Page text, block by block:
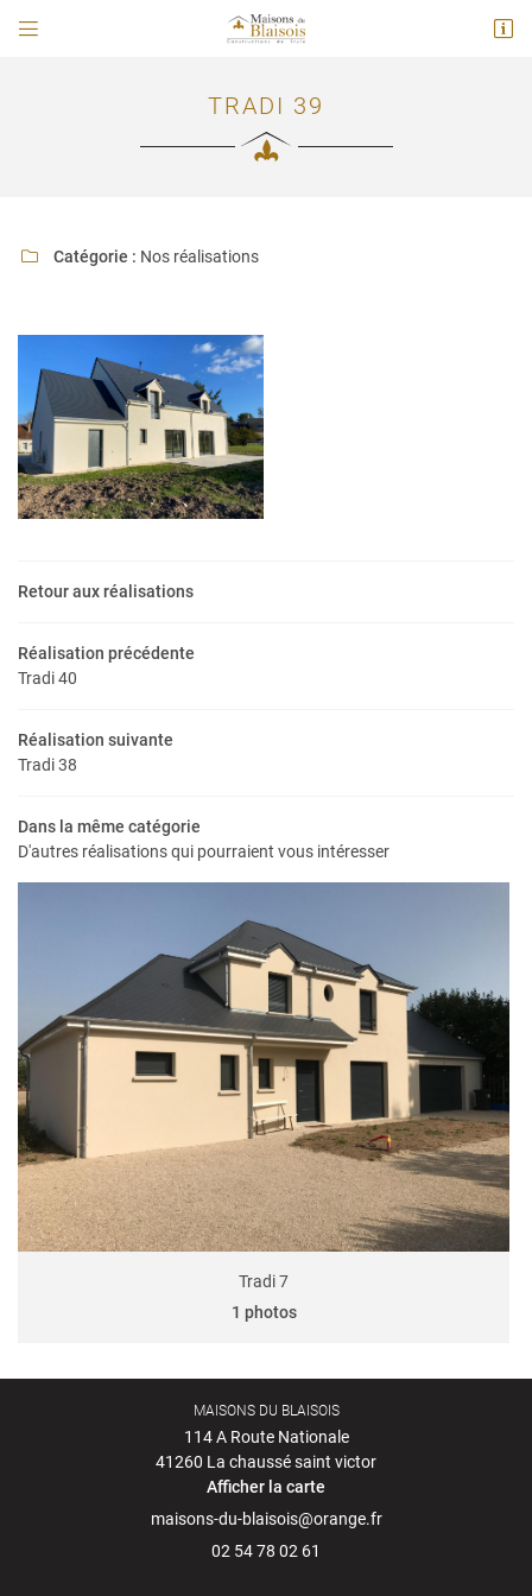

Accueil
réalisations
Terrains
Actualités
Contact

RESTEZ
INSCRIPTION
SUIVRE MON
Adresse email de réception
En cochant cette case, vous consentez à recevoir nos propositions commerciales à
l'adresse email indiqué ci-dessus. Vous pouvez vous désinscrire à tout moment en
le formulaire de désinscription.
INSCRIPTION
TRADI 39
 Catégorie : Nos réalisations
Retour aux réalisations
Réalisation précédente
Tradi 40
Réalisation suivante
Tradi 38
Dans la même catégorie
D'autres réalisations qui pourraient vous intéresser
Tradi 7
1 photos
MAISONS DU BLAISOIS
114 A Route Nationale
41260 La chaussé saint victor
Afficher la carte
02 54 78 02 61